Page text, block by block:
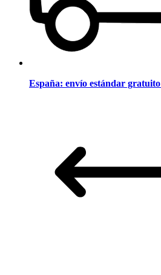
España: envío estándar gratuito